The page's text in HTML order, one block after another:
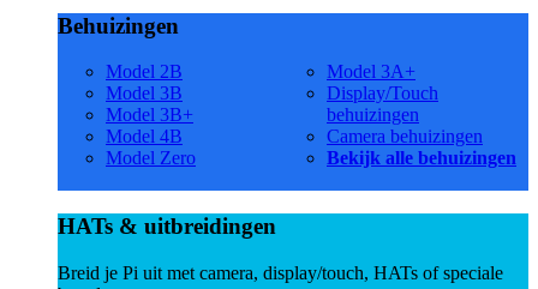
Behuizingen
Model 2B
Model 3B
Model 3B+
Model 4B
Model Zero
Model 3A+
Display/Touch
behuizingen
Camera behuizingen
Bekijk alle behuizingen
HATs & uitbreidingen
Breid je Pi uit met camera, display/touch, HATs of speciale